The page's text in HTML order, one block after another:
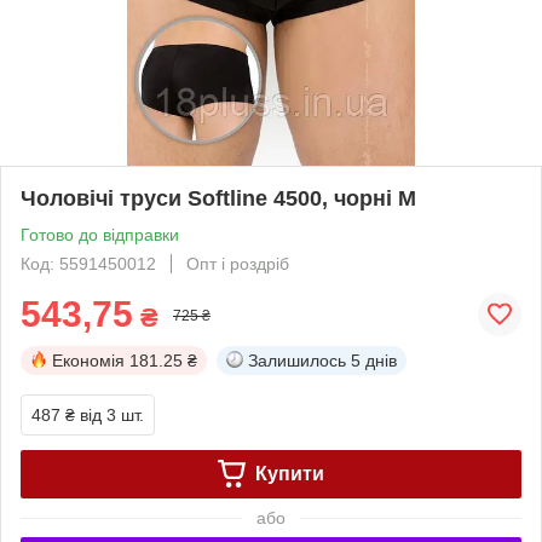
Чоловічі труси Softline 4500, чорні M
Готово до відправки
Код: 5591450012
Опт і роздріб
543,75 ₴ 725 ₴
Економія 181.25 ₴ Залишилось 5 днів
487 ₴ від 3 шт.
Купити
або